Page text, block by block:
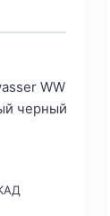
WW
черный